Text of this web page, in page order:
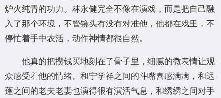
炉火纯青的功力。林永健完全不像在演戏，而是把自己融
入了那个环境，不管镜头有没有对准他，他都在戏里，不
停忙着手中农活，动作神情都很自然。
他真的把攒钱买地刻在了骨子里，细腻的微表情让观
众感受着他的情绪。和宁学祥之间的斗嘴喜感满满，和迟
蓬之间的老夫老妻也演得很有演活气息，和绣绣之间对手